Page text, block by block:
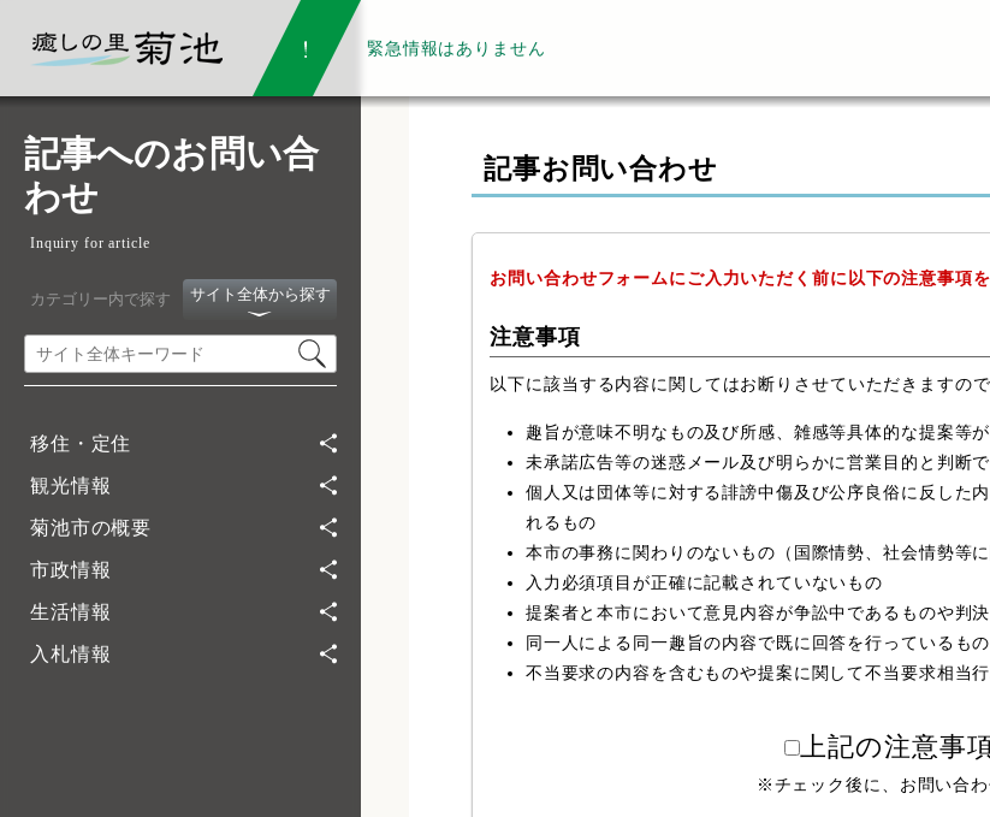
緊急情報はありません
記事へのお問い合
わせ
Inquiry for article
カテゴリー内で探す サイト全体から探す
移住・定住
観光情報
菊池市の概要
市政情報
生活情報
入札情報
記事お問い合わせ
お問い合わせフォームにご入力いただく前に以下の注意事項を
注意事項
以下に該当する内容に関してはお断りさせていただきますの
趣旨が意味不明なもの及び所感、雑感等具体的な提案等
未承諾広告等の迷惑メール及び明らかに営業目的と判断
個人又は団体等に対する誹謗中傷及び公序良俗に反した
れるもの
本市の事務に関わりのないもの（国際情勢、社会情勢等
入力必須項目が正確に記載されていないもの
提案者と本市において意見内容が争訟中であるものや判
同一人による同一趣旨の内容で既に回答を行っているもの
不当要求の内容を含むものや提案に関して不当要求相当
上記の注意事
※チェック後に、お問い合わ